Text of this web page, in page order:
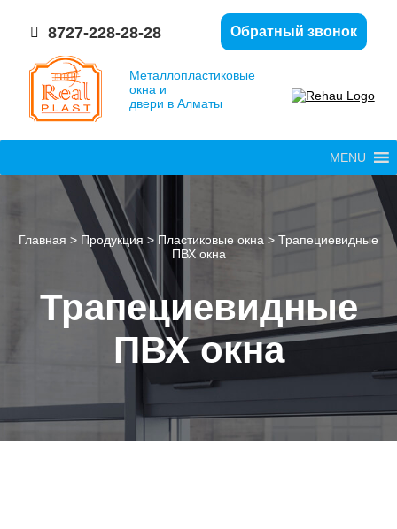
Обратный звонок
8727-228-28-28
Металлопластиковые
окна и
двери в Алматы
MENU
Главная > Продукция > Пластиковые окна > Трапециевидные
ПВХ окна
Трапециевидные
ПВХ окна